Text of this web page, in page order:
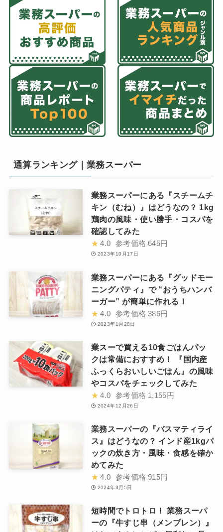
通算ランキング｜業務スーパー
業務スーパーにある『スチームチ
キン（むね）』はどうなの？ 1kg
鶏肉の風味・使い勝手・コスパを
確認してみた
★ 4.0 参考価格 645円
2023年10月17日
業務スーパーにある『グッドモー
ニングパティ』で “おうちハンバ
ーガー” が簡単に作れる！
★ 4.0 参考価格 386円
2023年1月28日
業スーで買える10食ごはんパッ
クは常備におすすめ！ 『国内産
ふっくらおいしいごはん』の風味
やコスパをチェックしてみた
★ 4.0 参考価格 1,155円
2024年12月26日
業務スーパーの『バスマティライ
ス』はどうなの？ インド産1kgパ
ックの炊き方・風味・食感を確か
めてみた
★ 4.0 参考価格 915円
2024年3月5日
短時間でトロトロ！ 業務スーパ
ーの『牛すじ串（メンブレン）』